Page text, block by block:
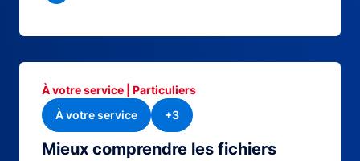
Mieux comprendre les fichiers
À votre service | Particuliers
À votre service
+3